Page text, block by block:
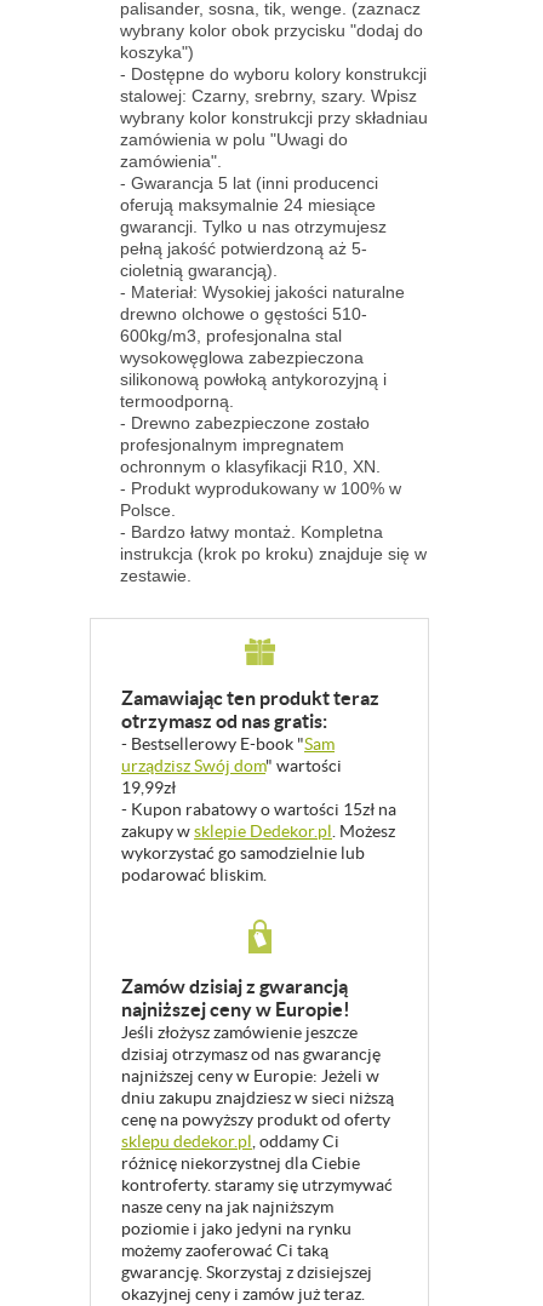
palisander, sosna, tik, wenge. (zaznacz
wybrany kolor obok przycisku "dodaj do
koszyka")
- Dostępne do wyboru kolory konstrukcji
stalowej: Czarny, srebrny, szary. Wpisz
wybrany kolor konstrukcji przy składniau
zamówienia w polu "Uwagi do
zamówienia".
- Gwarancja 5 lat (inni producenci
oferują maksymalnie 24 miesiące
gwarancji. Tylko u nas otrzymujesz
pełną jakość potwierdzoną aż 5-
cioletnią gwarancją).
- Materiał: Wysokiej jakości naturalne
drewno olchowe o gęstości 510-
600kg/m3, profesjonalna stal
wysokowęglowa zabezpieczona
silikonową powłoką antykorozyjną i
termoodporną.
- Drewno zabezpieczone zostało
profesjonalnym impregnatem
ochronnym o klasyfikacji R10, XN.
- Produkt wyprodukowany w 100% w
Polsce.
- Bardzo łatwy montaż. Kompletna
instrukcja (krok po kroku) znajduje się w
zestawie.
Zamawiając ten produkt teraz
otrzymasz od nas gratis:
- Bestsellerowy E-book "Sam
urządzisz Swój dom" wartości
19,99zł
- Kupon rabatowy o wartości 15zł na
zakupy wsklepie Dedekor.pl. Możesz
wykorzystać go samodzielnie lub
podarować bliskim.
Zamów dzisiaj z gwarancją
najniższej ceny w Europie!
Jeśli złożysz zamówienie jeszcze
dzisiaj otrzymasz od nas gwarancję
najniższej ceny w Europie: Jeżeli w
dniu zakupu znajdziesz w sieci niższą
cenę na powyższy produkt od oferty
sklepu dedekor.pl, oddamy Ci
różnicę niekorzystnej dla Ciebie
kontroferty. staramy się utrzymywać
nasze ceny na jak najniższym
poziomie i jako jedyni na rynku
możemy zaoferować Ci taką
gwarancję. Skorzystaj z dzisiejszej
okazyjnej ceny i zamów już teraz.